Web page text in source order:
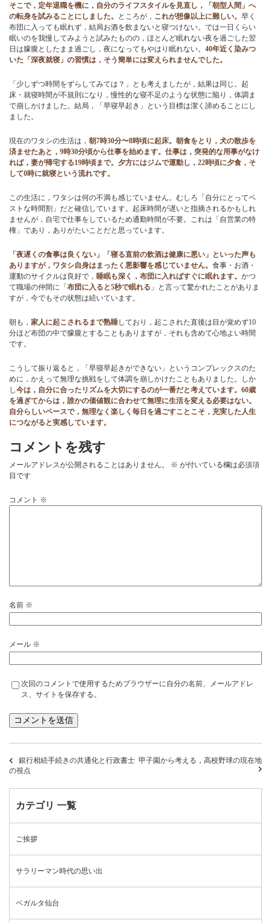
そこで，定年退職を機に，自分のライフスタイルを見直し，「朝型人間」へ
の転身を試みることにしました。
ところが， これが想像以上に難しい。 早く
布団に入っても眠れず，結局お酒を飲まないと寝つけない。では一日くらい
眠いのを我慢してみようと試みたものの，ほとんど眠れない夜を過ごした翌
日は朦朧としたまま過ごし，夜になってもやはり眠れない。 40年近く染みつ
いた「深夜就寝」の習慣は，そう簡単には変えられませんでした。
「少しずつ時間をずらしてみては？」とも考えましたが，結果は同じ。起
床・就寝時間が不規則になり，慢性的な寝不足のような状態に陥り，体調ま
で崩しかけました。結局，「早寝早起き」という目標は潔く諦めることにし
ました。
現在のワタシの生活は， 朝7時30分〜8時頃に起床。朝食をとり，犬の散歩を
済ませたあと，9時30分頃から仕事を始めます。仕事は，突発的な用事がなけ
れば，妻が帰宅する19時頃まで。夕方にはジムで運動し，22時頃に夕食，そ
して0時に就寝という流れです。
この生活に，ワタシは何の不満も感じていません。むしろ「自分にとってベ
ストな時間割」だと確信しています。起床時間が遅いと指摘されるかもしれ
ませんが，自宅で仕事をしているため通勤時間が不要。これは「自営業の特
権」であり，ありがたいことだと思っています。
「夜遅くの食事は良くない」「寝る直前の飲酒は健康に悪い」といった声も
ありますが，ワタシ自身はまったく悪影響を感じていません。 食事・お酒・
運動のサイクルは良好で， 睡眠も深く，布団に入ればすぐに眠れます。 かつ
て職場の仲間に「 布団に入ると5秒で眠れる 」と言って驚かれたことがありま
すが，今でもその状態は続いています。
朝も， 家人に起こされるまで熟睡しており，起こされた直後は目が覚めず10
分ほど布団の中で朦朧とすることもありますが，それも含めて心地よい時間
です。
こうして振り返ると，「早寝早起きができない」というコンプレックスのた
めに，かえって無理な挑戦をして体調を崩しかけたこともありました。しか
し今は，自分に合ったリズムを大切にするのが一番だと考えています。60歳
を過ぎてからは，誰かの価値観に合わせて無理に生活を変える必要はない。
自分らしいペースで，無理なく楽しく毎日を過ごすことこそ，充実した人生
につながると実感しています。
コメントを残す
メールアドレスが公開されることはありません。 ※ が付いている欄は必須項
目です
コメント ※
名前 ※
メール ※
次回のコメントで使用するためブラウザーに自分の名前、メールアドレ
ス、サイトを保存する。
銀行相続手続きの共通化と行政書士
の視点
甲子園から考える，高校野球の現在地
カテゴリ 一覧
ご挨拶
サラリーマン時代の思い出
ベガルタ仙台